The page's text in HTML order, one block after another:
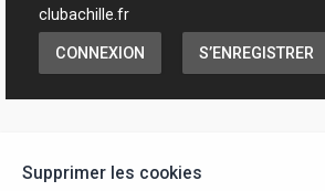
clubachille.fr
CONNEXION S’ENREGISTRER
Supprimer les cookies